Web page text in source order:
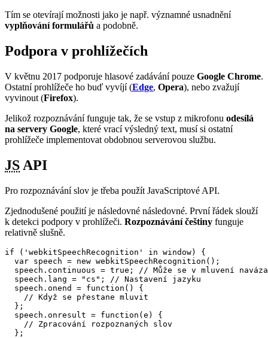
Tím se otevírají možnosti jako je např. významné usnadnění
vyplňování formulářů a podobně.
Podpora v prohlížečích
V květnu 2017 podporuje hlasové zadávání pouze Google Chrome.
Ostatní prohlížeče ho buď vyvíjí (Edge, Opera), nebo zvažují
vyvinout (Firefox).
Jelikož rozpoznávání funguje tak, že se vstup z mikrofonu odesílá
na servery Google, které vrací výsledný text, musí si ostatní
prohlížeče implementovat obdobnou serverovou službu.
JS API
Pro rozpoznávání slov je třeba použít JavaScriptové API.
Zjednodušené použití je následovné následovné. První řádek slouží
k detekci podpory v prohlížeči. Rozpoznávání češtiny funguje
relativně slušně.
if ('webkitSpeechRecognition' in window) {
  var speech = new webkitSpeechRecognition();
speech.continuous = true; // Může se v mluvení
  speech.lang = "cs"; // Nastavení jazyku
  speech.onend = function() {
    // Když se přestane mluvit
  };
  speech.onresult = function(e) {
    // Zpracování rozpoznaných slov
  };